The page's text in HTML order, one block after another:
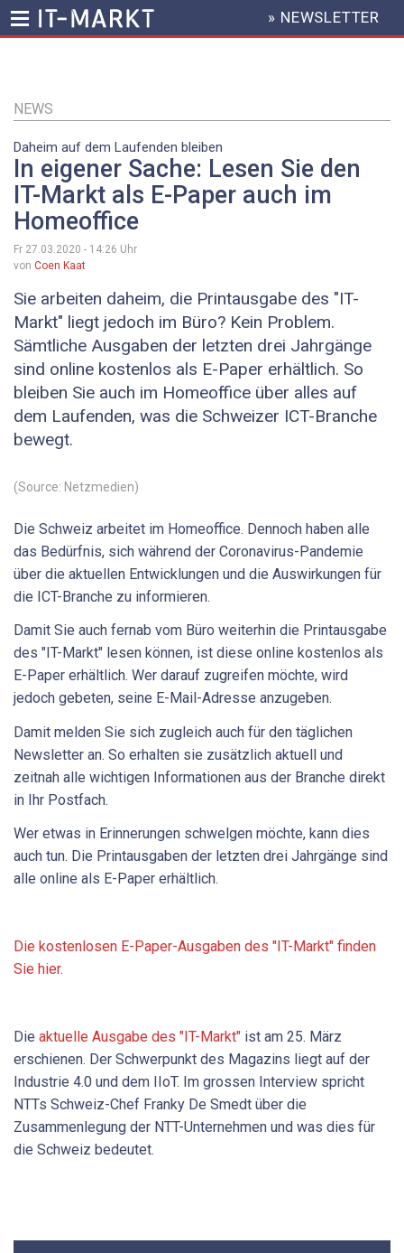
Inhalt
HEADER
MENU
» NEWSLETTER
NEWS
Daheim auf dem Laufenden bleiben
In eigener Sache: Lesen Sie den
IT-Markt als E-Paper auch im
Homeoffice
Fr 27.03.2020 - 14:26 Uhr
von Coen Kaat
Sie arbeiten daheim, die Printausgabe des "IT-
Markt" liegt jedoch im Büro? Kein Problem.
Sämtliche Ausgaben der letzten drei Jahrgänge
sind online kostenlos als E-Paper erhältlich. So
bleiben Sie auch im Homeoffice über alles auf
dem Laufenden, was die Schweizer ICT-Branche
bewegt.
(Source: Netzmedien)
Die Schweiz arbeitet im Homeoffice. Dennoch haben alle
das Bedürfnis, sich während der Coronavirus-Pandemie
über die aktuellen Entwicklungen und die Auswirkungen für
die ICT-Branche zu informieren.
Damit Sie auch fernab vom Büro weiterhin die Printausgabe
des "IT-Markt" lesen können, ist diese online kostenlos als
E-Paper erhältlich. Wer darauf zugreifen möchte, wird
jedoch gebeten, seine E-Mail-Adresse anzugeben.
Damit melden Sie sich zugleich auch für den täglichen
Newsletter an. So erhalten sie zusätzlich aktuell und
zeitnah alle wichtigen Informationen aus der Branche direkt
in Ihr Postfach.
Wer etwas in Erinnerungen schwelgen möchte, kann dies
auch tun. Die Printausgaben der letzten drei Jahrgänge sind
alle online als E-Paper erhältlich.
Die kostenlosen E-Paper-Ausgaben des "IT-Markt" finden
Sie hier.
Die aktuelle Ausgabe des "IT-Markt" ist am 25. März
erschienen. Der Schwerpunkt des Magazins liegt auf der
Industrie 4.0 und dem IIoT. Im grossen Interview spricht
NTTs Schweiz-Chef Franky De Smedt über die
Zusammenlegung der NTT-Unternehmen und was dies für
die Schweiz bedeutet.